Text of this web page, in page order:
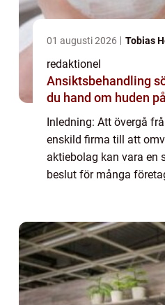
01 augusti 2026 Tobias
redaktionel
Ansiktsbehandling
du hand om huden
Inledning: Att övergå
enskild firma till att
aktiebolag kan vara en
beslut för många